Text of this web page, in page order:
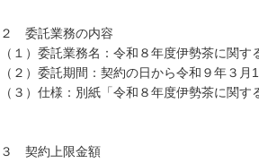
２ 委託業務の内容
（１）委託業務名：令和８年度伊勢茶に関
（２）委託期間：契約の日から令和９年３月
（３）仕様：別紙「令和８年度伊勢茶に関
３ 契約上限金額